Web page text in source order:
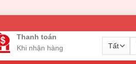
Thanh toán
Khi nhận hàng